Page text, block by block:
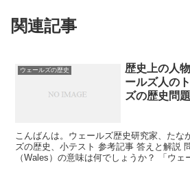
関連記事
ウェールズの歴史
歴史上の人
ールズ人の
ズの歴史問
こんばんは。ウェールズ歴史研究家、た
ズの歴史、小テスト 参考記事 答えと解説
（Wales）の意味は何でしょうか？ 「ウェ